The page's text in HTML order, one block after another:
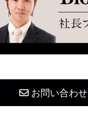
お問い合わせ